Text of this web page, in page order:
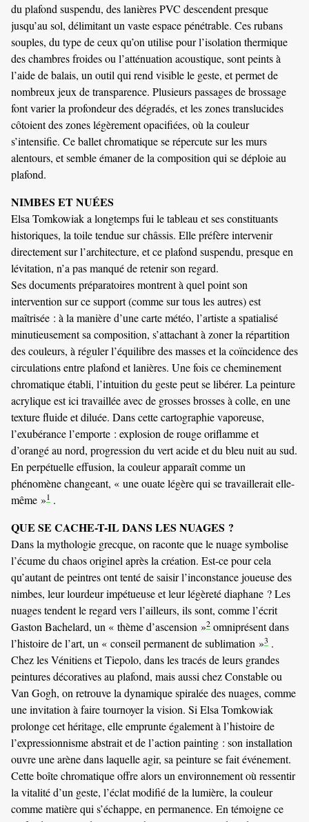
du plafond suspendu, des lanières PVC descendent presque
jusqu’au sol, délimitant un vaste espace pénétrable. Ces rubans
souples, du type de ceux qu’on utilise pour l’isolation thermique
des chambres froides ou l’atténuation acoustique, sont peints à
l’aide de balais, un outil qui rend visible le geste, et permet de
nombreux jeux de transparence. Plusieurs passages de brossage
font varier la profondeur des dégradés, et les zones translucides
côtoient des zones légèrement opacifiées, où la couleur
s’intensifie. Ce ballet chromatique se répercute sur les murs
alentours, et semble émaner de la composition qui se déploie au
plafond.
NIMBES ET NUÉES
Elsa Tomkowiak a longtemps fui le tableau et ses constituants
historiques, la toile tendue sur châssis. Elle préfère intervenir
directement sur l’architecture, et ce plafond suspendu, presque en
lévitation, n’a pas manqué de retenir son regard.
Ses documents préparatoires montrent à quel point son
intervention sur ce support (comme sur tous les autres) est
maîtrisée : à la manière d’une carte météo, l’artiste a spatialisé
minutieusement sa composition, s’attachant à zoner la répartition
des couleurs, à réguler l’équilibre des masses et la coïncidence des
circulations entre plafond et lanières. Une fois ce cheminement
chromatique établi, l’intuition du geste peut se libérer. La peinture
acrylique est ici travaillée avec de grosses brosses à colle, en une
texture fluide et diluée. Dans cette cartographie vaporeuse,
l’exubérance l’emporte : explosion de rouge oriflamme et
d’orangé au nord, progression du vert acide et du bleu nuit au sud.
En perpétuelle effusion, la couleur apparaît comme un
phénomène changeant, « une ouate légère qui se travaillerait elle-
même »1 .
QUE SE CACHE-T-IL DANS LES NUAGES ?
Dans la mythologie grecque, on raconte que le nuage symbolise
l’écume du chaos originel après la création. Est-ce pour cela
qu’autant de peintres ont tenté de saisir l’inconstance joueuse des
nimbes, leur lourdeur impétueuse et leur légèreté diaphane ? Les
nuages tendent le regard vers l’ailleurs, ils sont, comme l’écrit
Gaston Bachelard, un « thème d’ascension »2 omniprésent dans
l’histoire de l’art, un « conseil permanent de sublimation »3 .
Chez les Vénitiens et Tiepolo, dans les tracés de leurs grandes
peintures décoratives au plafond, mais aussi chez Constable ou
Van Gogh, on retrouve la dynamique spiralée des nuages, comme
une invitation à faire tournoyer la vision. Si Elsa Tomkowiak
prolonge cet héritage, elle emprunte également à l’histoire de
l’expressionnisme abstrait et de l’action painting : son installation
ouvre une arène dans laquelle agir, sa peinture se fait événement.
Cette boîte chromatique offre alors un environnement où ressentir
la vitalité d’un geste, l’éclat modifié de la lumière, la couleur
comme matière qui s’échappe, en permanence. En témoigne ce